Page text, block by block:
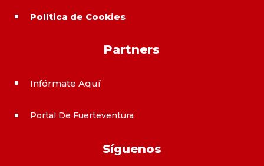
^ Política de Cookies
Partners
^ Infórmate Aquí
^ Portal De Fuerteventura
Síguenos